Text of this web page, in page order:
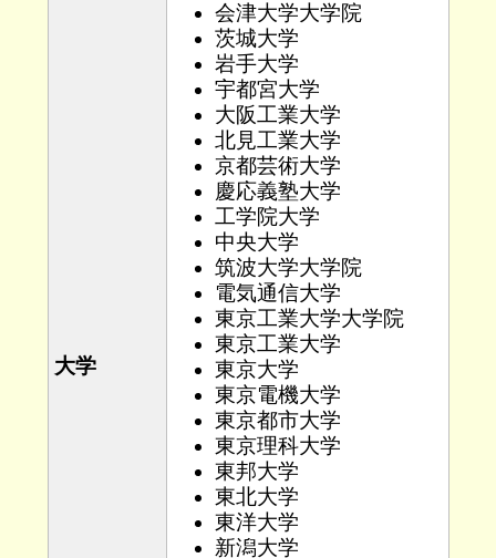
大学
会津大学大学院
茨城大学
岩手大学
宇都宮大学
大阪工業大学
北見工業大学
京都芸術大学
慶応義塾大学
工学院大学
中央大学
筑波大学大学院
電気通信大学
東京工業大学大学院
東京工業大学
東京大学
東京電機大学
東京都市大学
東京理科大学
東邦大学
東北大学
東洋大学
新潟大学